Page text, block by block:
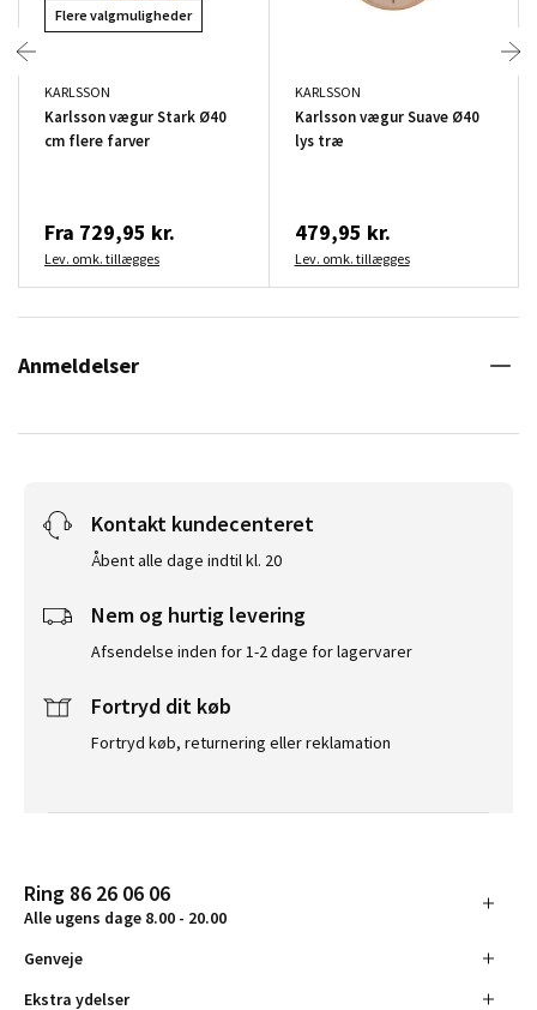
Flere valgmuligheder
KARLSSON
Karlsson vægur Stark Ø40
cm flere farver
Fra 729,95 kr.
Lev. omk. tillægges
KARLSSON
Karlsson vægur Suave Ø40
lys træ
479,95 kr.
Lev. omk. tillægges
Anmeldelser
Kontakt kundecenteret
Åbent alle dage indtil kl. 20
Nem og hurtig levering
Afsendelse inden for 1-2 dage for lagervarer
Fortryd dit køb
Fortryd køb, returnering eller reklamation
Ring 86 26 06 06
Alle ugens dage 8.00 - 20.00
Genveje
Ekstra ydelser